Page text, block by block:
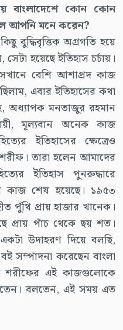
বাংলাদেশে কোন কোন
আপনি মনে করেন?
বুদ্ধিবৃত্তিক অগ্রগতি হয়ে
হয়েছে ইতিহাস চর্চায়।
বেশি আশাপ্রদ কাজ
এবার ইতিহাসের কথা
অধ্যাপক মনতাজুর রহমান
মূল্যবান অনেক কাজ
ইতিহাসের ক্ষেত্রেও
তারা হলেন আমাদের
ইতিহাস পুনরুদ্ধারে
কাজ শেষ হয়েছে। ১৯৫৩
পুঁথি প্রায় হাজার খানেক।
প্রায় পাঁচ থেকে ছয় শত।
উদাহরণ দিয়ে বলছি,
সম্পাদনা করেছেন বাংলা
শরীফের এই কাজগুলোকে
বলতেন, এই সময় এত